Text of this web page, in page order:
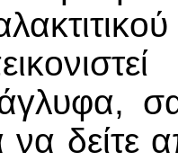
να δείτε